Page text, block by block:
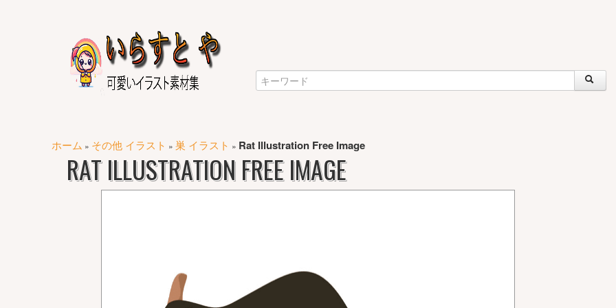
ホーム » その他 イラスト » 巣 イラスト » Rat Illustration Free Image
RAT ILLUSTRATION FREE IMAGE